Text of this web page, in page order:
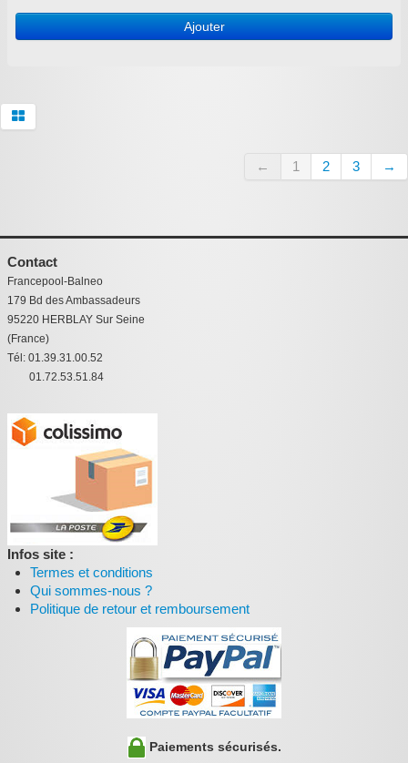
Ajouter
← 1 2 3 →
Contact
Francepool-Balneo
179 Bd des Ambassadeurs
95220 HERBLAY Sur Seine
(France)
Tél: 01.39.31.00.52
01.72.53.51.84
Infos site :
Termes et conditions
Qui sommes-nous ?
Politique de retour et remboursement
Paiements sécurisés.